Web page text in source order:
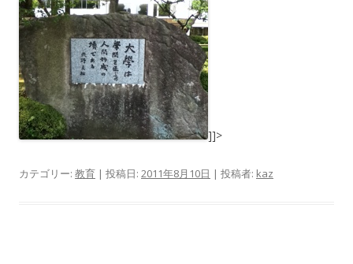
]]>
カテゴリー: 教育 | 投稿日: 2011年8月10日 | 投稿者: kaz